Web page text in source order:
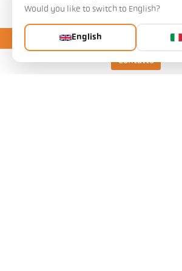
Contatto
Would you like to switch to English?
English